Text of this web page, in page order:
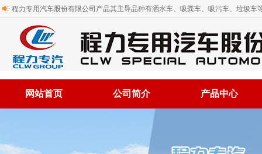
程力专用汽车股份有限公司产品其主导品种有洒水车、吸粪车、吸污车、垃圾车
网站首页 公司简介 产品中心